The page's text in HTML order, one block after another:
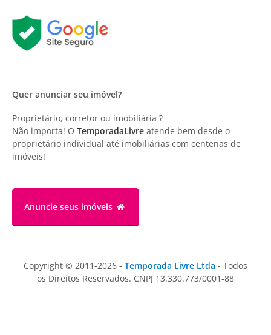
Quer anunciar seu imóvel?
Proprietário, corretor ou imobiliária ?
Não importa! O TemporadaLivre atende bem desde o
proprietário individual até imobiliárias com centenas de
imóveis!
Anuncie seus imóveis
Copyright © 2011-2026 - Temporada Livre Ltda - Todos
os Direitos Reservados. CNPJ 13.330.773/0001-88